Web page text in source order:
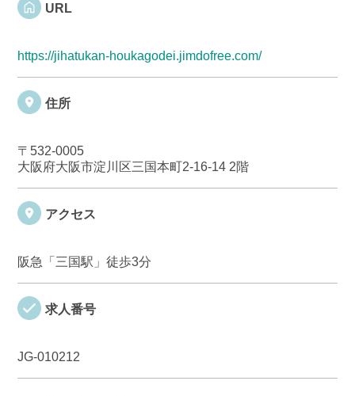
URL
https://jihatukan-houkagodei.jimdofree.com/
住所
〒532-0005
大阪府大阪市淀川区三国本町2-16-14 2階
アクセス
阪急「三国駅」徒歩3分
求人番号
JG-010212